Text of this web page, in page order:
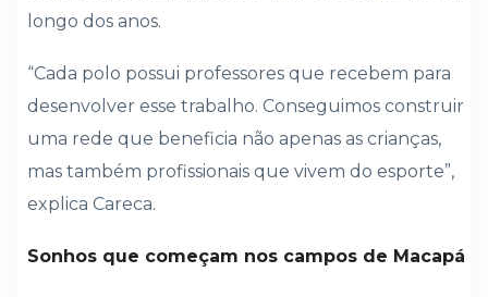
longo dos anos.
“Cada polo possui professores que recebem para
desenvolver esse trabalho. Conseguimos construir
uma rede que beneficia não apenas as crianças,
mas também profissionais que vivem do esporte”,
explica Careca.
Sonhos que começam nos campos de Macapá